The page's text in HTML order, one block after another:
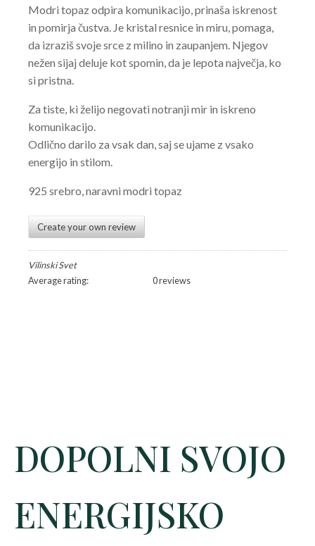
Modri topaz odpira komunikacijo, prinaša iskrenost
in pomirja čustva. Je kristal resnice in miru, pomaga,
da izraziš svoje srce z milino in zaupanjem. Njegov
nežen sijaj deluje kot spomin, da je lepota največja, ko
si pristna.
Za tiste, ki želijo negovati notranji mir in iskreno
komunikacijo.
Odlično darilo za vsak dan, saj se ujame z vsako
energijo in stilom.
925 srebro, naravni modri topaz
Create your own review
Vilinski Svet
Average rating:
0 reviews
DOPOLNI SVOJO
ENERGIJSKO